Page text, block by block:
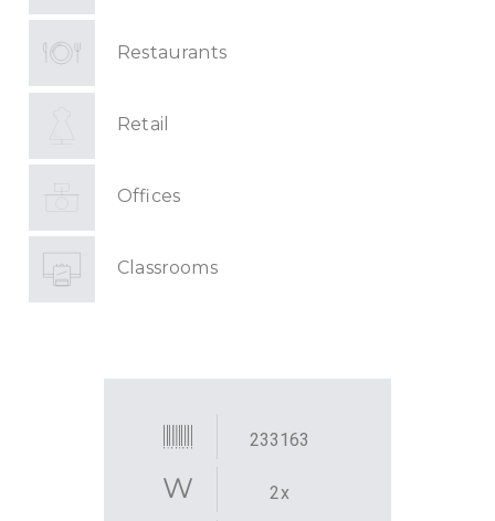
Restaurants
Retail
Offices
Classrooms
233163
2x